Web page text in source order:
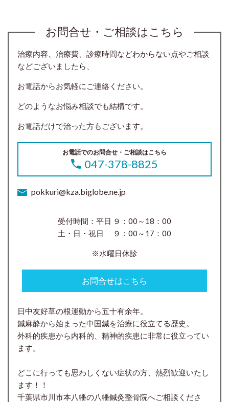
お問合せ・ご相談はこちら
治療内容、治療費、診療時間などわからない点やご相談
などございましたら、
お電話からお気軽にご連絡ください。
どのようなお悩み相談でも結構です。
お電話だけで治った方もございます。
お電話でのお問合せ・ご相談はこちら
047-378-8825
pokkuri@kza.biglobe.ne.jp
受付時間：平日 ９：00～18：00
土・日・祝日 ９：00～17：00
※水曜日休診
お問合せはこちら
日中友好草の根運動から五十有余年。
鍼麻酔から始まった中国鍼を治療に役立てる歴史。
外科的疾患から内科的、精神的疾患に非常に役立ってい
ます。
どこに行っても思わしくない症状の方、熱烈歓迎いたし
ます！！
千葉県市川市本八幡の八幡鍼灸整骨院へご相談くださ